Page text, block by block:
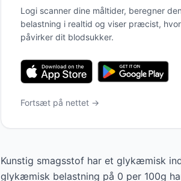
Logi scanner dine måltider, beregner
belastning i realtid og viser præcist,
påvirker dit blodsukker.
Fortsæt på nettet →
Kunstig smagsstof har et glykæmisk
glykæmisk belastning på 0 per 100g